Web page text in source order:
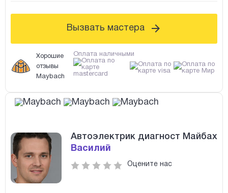
Вызвать мастера
Хорошие
отзывы
Maybach
Оплата наличными
Автоэлектрик диагност Майбах
Василий
Оцените нас